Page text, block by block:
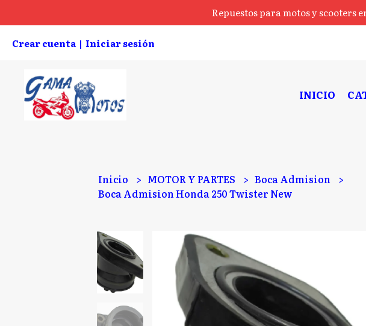
Repuestos para motos y scooters
Crear cuenta | Iniciar sesión
INICIO
Inicio MOTOR Y PARTES
Boca Admision
Boca Admision Honda 250 Twister New